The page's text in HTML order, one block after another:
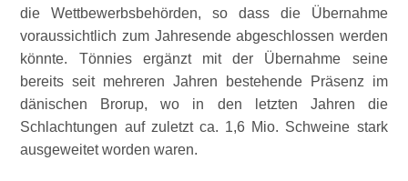
die Wettbewerbsbehörden, so dass die Übernahme
voraussichtlich zum Jahresende abgeschlossen werden
könnte. Tönnies ergänzt mit der Übernahme seine
bereits seit mehreren Jahren bestehende Präsenz im
dänischen Brorup, wo in den letzten Jahren die
Schlachtungen auf zuletzt ca. 1,6 Mio. Schweine stark
ausgeweitet worden waren.